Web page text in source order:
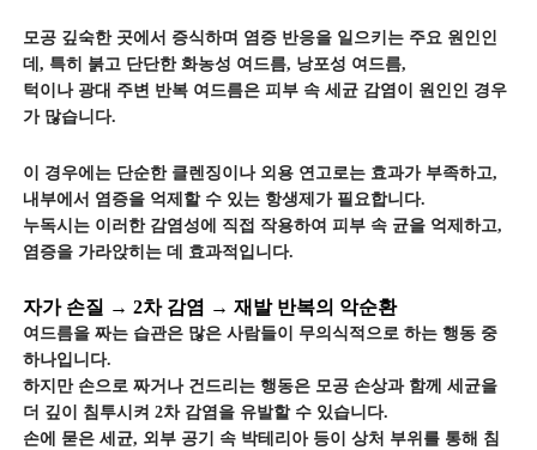
모공 깊숙한 곳에서 증식하며 염증 반응을 일으키는 주요 원인인
데, 특히 붉고 단단한 화농성 여드름, 낭포성 여드름,
턱이나 광대 주변 반복 여드름은 피부 속 세균 감염이 원인인 경우
가 많습니다.
이 경우에는 단순한 클렌징이나 외용 연고로는 효과가 부족하고,
내부에서 염증을 억제할 수 있는 항생제가 필요합니다.
누독시는 이러한 감염성에 직접 작용하여 피부 속 균을 억제하고,
염증을 가라앉히는 데 효과적입니다.
자가 손질 → 2차 감염 → 재발 반복의 악순환
여드름을 짜는 습관은 많은 사람들이 무의식적으로 하는 행동 중
하나입니다.
하지만 손으로 짜거나 건드리는 행동은 모공 손상과 함께 세균을
더 깊이 침투시켜 2차 감염을 유발할 수 있습니다.
손에 묻은 세균, 외부 공기 속 박테리아 등이 상처 부위를 통해 침